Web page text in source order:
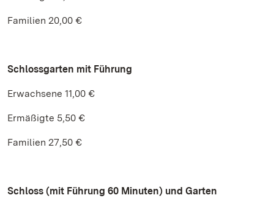
Familien 20,00 €
Schlossgarten mit Führung
Erwachsene 11,00 €
Ermäßigte 5,50 €
Familien 27,50 €
Schloss (mit Führung 60 Minuten) und Garten